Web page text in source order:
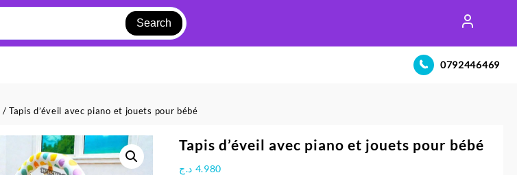
Search
0792446469
/ Tapis d’éveil avec piano et jouets pour bébé
Tapis d’éveil avec piano et jouets pour bébé
4.980 د.ج